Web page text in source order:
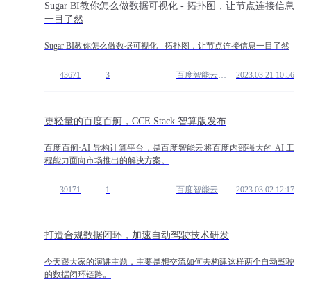
Sugar BI教你怎么做数据可视化 - 拓扑图，让节点连接信息
一目了然
Sugar BI教你怎么做数据可视化 - 拓扑图，让节点连接信息一目了然
43671 3 百度智能云开发者中心 2023.03.21 10:56
更轻量的百度百舸，CCE Stack 智算版发布
百度百舸·AI 异构计算平台，是百度智能云将百度内部强大的 AI 工
程能力面向市场推出的解决方案。
39171 1 2023.03.02 12:17
打造合规数据闭环，加速自动驾驶技术研发
今天跟大家的演讲主题，主要是想交流如何去构建这样两个自动驾驶
的数据闭环链路。